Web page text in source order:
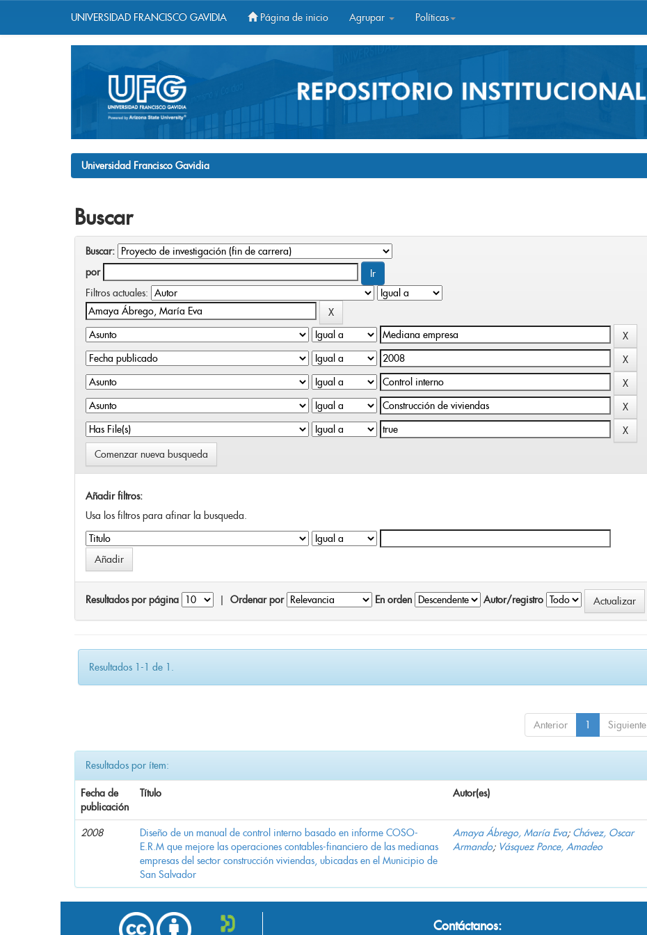
UNIVERSIDAD FRANCISCO GAVIDIA Página de inicio Agrupar Políticas
Universidad Francisco Gavidia
Buscar
Buscar:
por
Filtros actuales:
Comenzar nueva busqueda
Añadir filtros:
Usa los filtros para afinar la busqueda.
Resultados por página Ordenar por En orden Autor/registro
Resultados 1-1 de 1.
Anterior 1 Siguiente
Resultados por ítem:
Fecha de
publicación
Título Autor(es)
2008
Diseño de un manual de control interno basado en informe COSO-
E.R.M que mejore las operaciones contables-financiero de las medianas
empresas del sector construcción viviendas, ubicadas en el Municipio de
San Salvador
Amaya Ábrego, María Eva; Chávez, Oscar
Armando; Vásquez Ponce, Amadeo
Contáctanos: